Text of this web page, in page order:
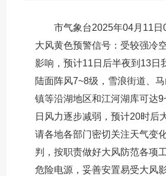
市气象台2025年04月11日
大风黄色预警信号：受较强冷
影响，预计11日后半夜到13日
陆面阵风7~8级，雪浪街道、
镇等沿湖地区和江河湖库可达
日风力逐步减弱，预计20时后
请各地各部门密切关注天气变
判，按职责做好大风防范各项
危险电源，妥善安置易受大风